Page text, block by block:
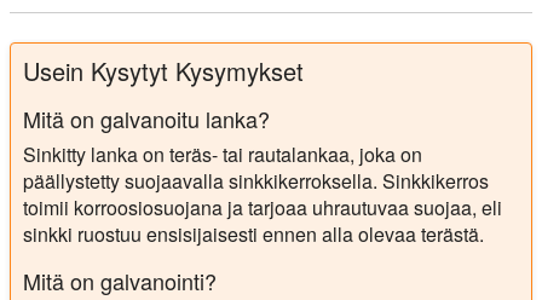
Usein Kysytyt Kysymykset
Mitä on galvanoitu lanka?
Sinkitty lanka on teräs- tai rautalankaa, joka on
päällystetty suojaavalla sinkkikerroksella. Sinkkikerros
toimii korroosiosuojana ja tarjoaa uhrautuvaa suojaa, eli
sinkki ruostuu ensisijaisesti ennen alla olevaa terästä.
Mitä on galvanointi?